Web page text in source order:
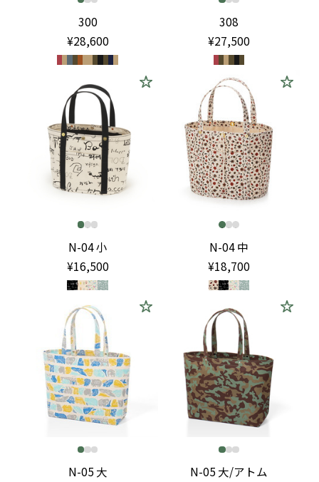
300
¥28,600
308
¥27,500
N-04 小
¥16,500
N-04 中
¥18,700
N-05 大
N-05 大/アトム